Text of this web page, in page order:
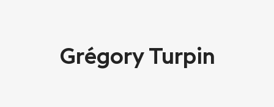
Grégory Turpin